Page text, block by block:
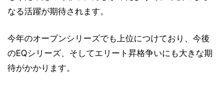
なる活躍が期待されます。
今年のオープンシリーズでも上位につけており、今後
のEQシリーズ、そしてエリート昇格争いにも大きな期
待がかかります。